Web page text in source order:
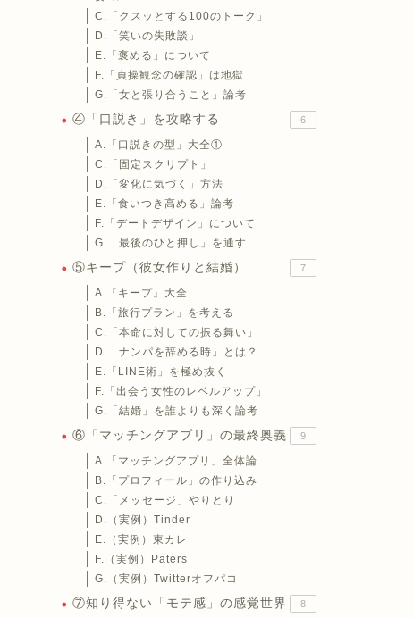
C.「クスッとする100のトーク」
D.「笑いの失敗談」
E.「褒める」について
F.「貞操観念の確認」は地獄
G.「女と張り合うこと」論考
④「口説き」を攻略する 6
A.「口説きの型」大全①
C.「固定スクリプト」
D.「変化に気づく」方法
E.「食いつき高める」論考
F.「デートデザイン」について
G.「最後のひと押し」を通す
⑤キープ（彼女作りと結婚） 7
A.『キープ』大全
B.「旅行プラン」を考える
C.「本命に対しての振る舞い」
D.「ナンパを辞める時」とは？
E.「LINE術」を極め抜く
F.「出会う女性のレベルアップ」
G.「結婚」を誰よりも深く論考
⑥「マッチングアプリ」の最終奥義 9
A.「マッチングアプリ」全体論
B.「プロフィール」の作り込み
C.「メッセージ」やりとり
D.（実例）Tinder
E.（実例）東カレ
F.（実例）Paters
G.（実例）Twitterオフパコ
⑦知り得ない「モテ感」の感覚世界 8